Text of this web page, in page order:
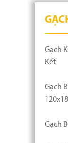
Gạch
Kết
Gạch
Gạch